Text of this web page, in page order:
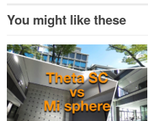
You might like these